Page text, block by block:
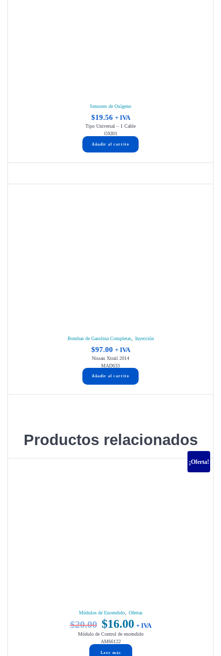
Sensores de Oxígeno
$19.56 + IVA
Tipo Universal – 1 Cable
OXI01
Añadir al carrito
Bombas de Gasolina Completas, Inyección
$97.00 + IVA
Nissan Xtrail 2014
MAD633
Añadir al carrito
Productos relacionados
¡Oferta!
Módulos de Encendido, Ofertas
$20.00
El
precio
$16.00El
precio
+ IVA
Módulo de Control de encendido
AM66122
Leer más